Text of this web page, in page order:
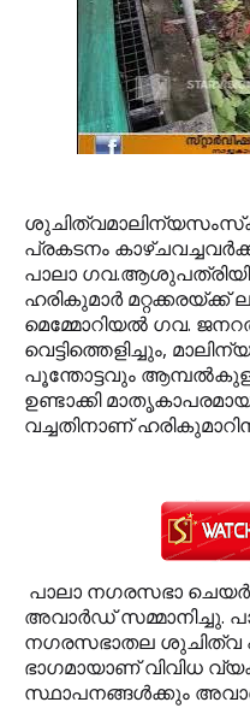
പ്രകടനം
പാലാ
ഹരികുമാര്‍ മറ്റക്കരയ്ക്ക്
മെമ്മോറിയല്‍ ഗവ.
വെട്ടിത്തെളിച്ചും,
പൂന്തോട്ടവും
ഉണ്ടാക്കി
വച്ചതിനാണ്
പാലാ നഗരസഭാ
അവാര്‍ഡ് സമ്മാനിച്ചു.
നഗരസഭാതല ശുചിത്വ
ഭാഗമായാണ് വിവിധ
സ്ഥാപനങ്ങള്‍ക്കും